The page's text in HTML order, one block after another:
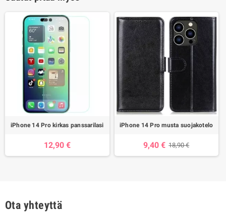
iPhone 14 Pro kirkas panssarilasi
12,90 €
iPhone 14 Pro musta suojakotelo
9,40 € 18,90 €
Ota yhteyttä